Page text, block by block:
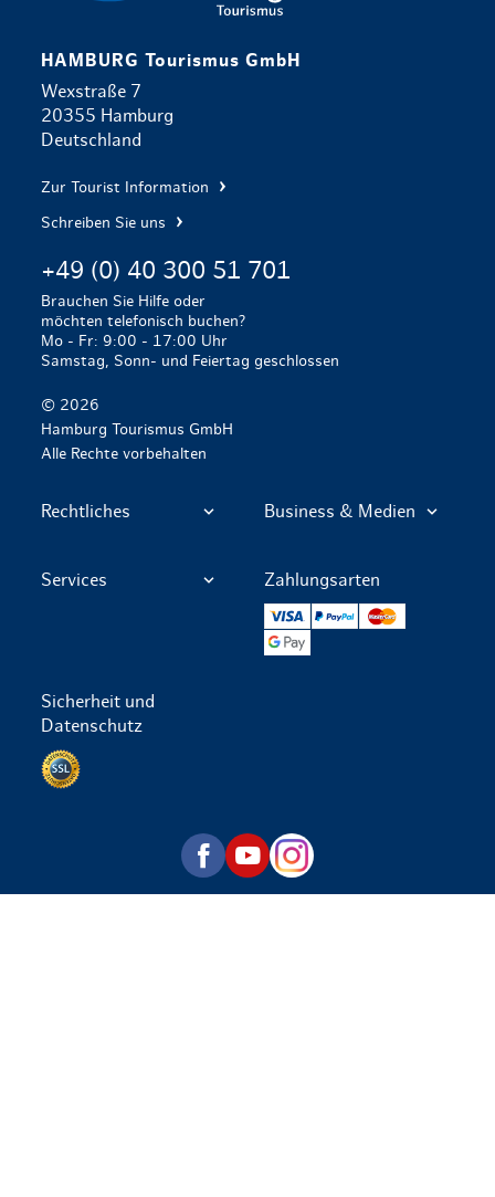
HAMBURG Tourismus GmbH
Wexstraße 7
20355 Hamburg
Deutschland
Zur Tourist Information
Schreiben Sie uns
+49 (0) 40 300 51 701
Brauchen Sie Hilfe oder
möchten telefonisch buchen?
Mo - Fr: 9:00 - 17:00 Uhr
Samstag, Sonn- und Feiertag geschlossen
© 2026
Hamburg Tourismus GmbH
Alle Rechte vorbehalten
Rechtliches Business & Medien
Services Zahlungsarten
VISA PayPal
Sicherheit und
Datenschutz